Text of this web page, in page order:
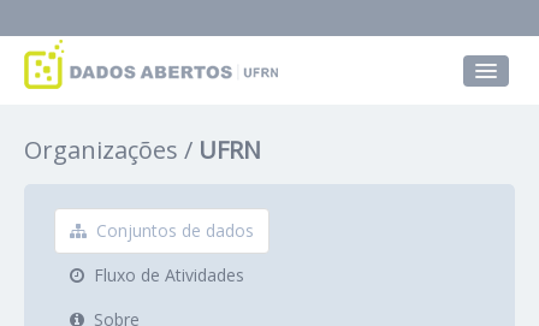
Grupos
Sobre
Organizações UFRN
Conjuntos de dados
Fluxo de Atividades
Sobre